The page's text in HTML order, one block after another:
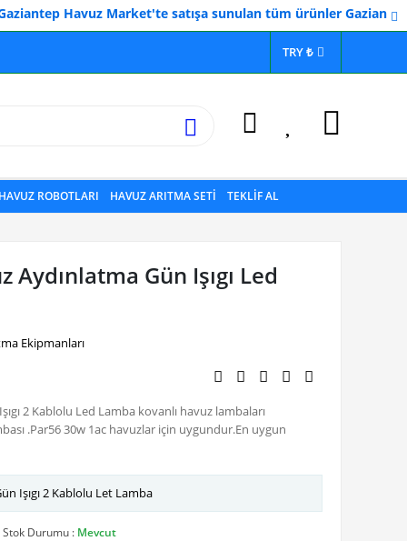
Havuz Market'te satışa sunulan tüm ürünler Gaziantep
TRY ₺
ROBOTLARI HAVUZ ARITMA SETİ TEKLİF AL
Aydınlatma Gün Işıgı Led
Ekipmanları
2 Kablolu Led Lamba kovanlı havuz lambaları
.Par56 30w 1ac havuzlar için uygundur.En uygun
Işıgı 2 Kablolu Let Lamba
Stok Durumu : Mevcut